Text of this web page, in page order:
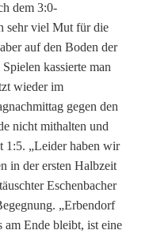
dem 3:0-
sehr viel Mut für die
auf den Boden der
kassierte man
wieder im
gegen den
nicht mithalten und
1:5. „Leider haben wir
in der ersten Halbzeit
Eschenbacher
„Erbendorf
am Ende bleibt, ist eine